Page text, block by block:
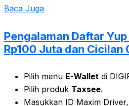
Baca Juga
Pengalaman Daftar
Rp100 Juta dan
Pilih menu E-Wallet di
Pilih produk Taxsee.
Masukkan ID Maxim